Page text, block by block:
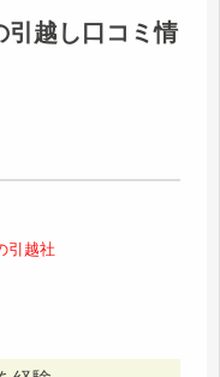
引越し口コミ情
引越社